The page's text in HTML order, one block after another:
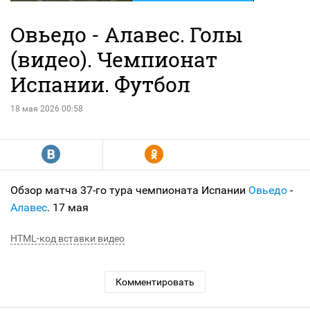
Овьедо - Алавес. Голы
(видео). Чемпионат
Испании. Футбол
18 мая 2026 00:58
R Y
Обзор матча 37-го тура чемпионата Испании Овьедо -
Алавес. 17 мая
HTML-код вставки видео
Комментировать